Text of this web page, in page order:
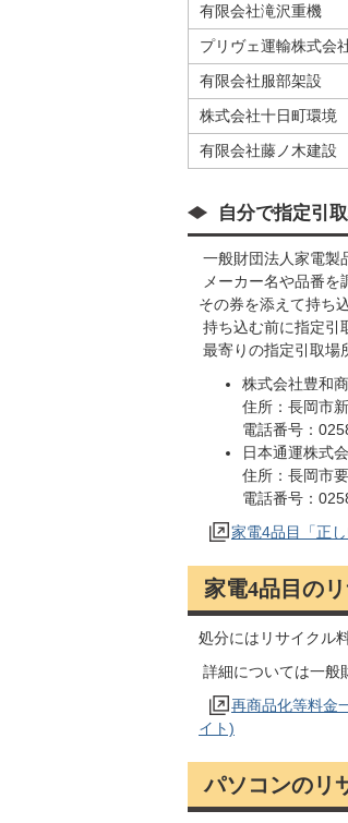
有限会社滝沢重機
プリヴェ運輸株式会
有限会社服部架設
株式会社十日町環境
有限会社藤ノ木建設
自分で指定引
一般財団法人家電製
メーカー名や品番
その券を添えて持ち
持ち込む前に指定引
最寄りの指定引取場
株式会社豊和
住所：長岡市
電話番号：
日本通運株式
住所：長岡市
電話番号：
家電4品目「正
家電4品目の
処分にはリサイクル
詳細については一般
再商品化等料金
イト)
パソコンのリ